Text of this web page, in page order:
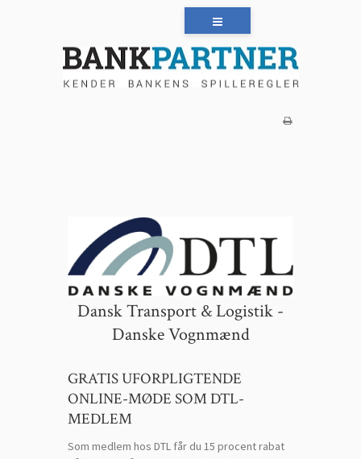
Dansk Transport & Logistik -
Danske Vognmænd
GRATIS UFORPLIGTENDE
ONLINE-MØDE SOM DTL-
MEDLEM
Som medlem hos DTL får du 15 procent rabat